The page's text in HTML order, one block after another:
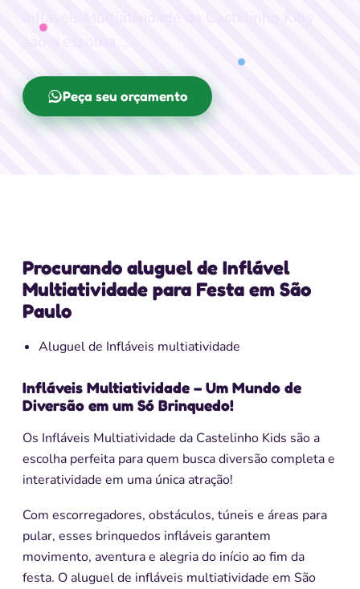
Peça seu orçamento
Procurando aluguel de Inflável
Multiatividade para Festa em São
Paulo
Aluguel de Infláveis multiatividade
Infláveis Multiatividade – Um Mundo de
Diversão em um Só Brinquedo!
Os Infláveis Multiatividade da Castelinho Kids são a
escolha perfeita para quem busca diversão completa e
interatividade em uma única atração!
Com escorregadores, obstáculos, túneis e áreas para
pular, esses brinquedos infláveis garantem
movimento, aventura e alegria do início ao fim da
festa. O aluguel de infláveis multiatividade em São